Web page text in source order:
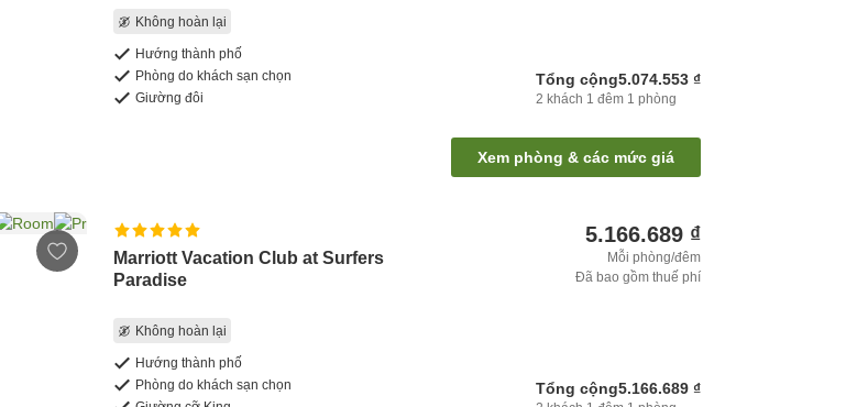
Không hoàn lại
Hướng thành phố
Phòng do khách sạn chọn
Giường đôi
Tổng cộng5.074.553 ₫
2 khách 1 đêm 1 phòng
Xem phòng & các mức giá
Marriott Vacation Club at Surfers
Paradise
Không hoàn lại
Hướng thành phố
Phòng do khách sạn chọn
5.166.689 ₫
Mỗi phòng/đêm
Đã bao gồm thuế phí
Tổng cộng5.166.689 ₫